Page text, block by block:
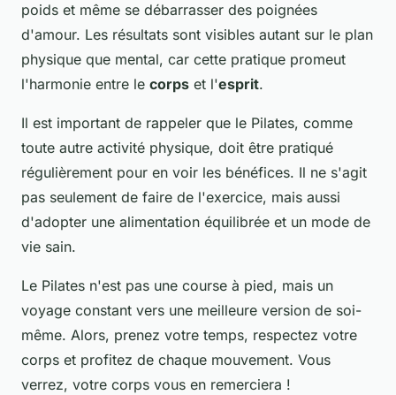
poids et même se débarrasser des poignées
d'amour. Les résultats sont visibles autant sur le plan
physique que mental, car cette pratique promeut
l'harmonie entre le corps et l'esprit.
Il est important de rappeler que le Pilates, comme
toute autre activité physique, doit être pratiqué
régulièrement pour en voir les bénéfices. Il ne s'agit
pas seulement de faire de l'exercice, mais aussi
d'adopter une alimentation équilibrée et un mode de
vie sain.
Le Pilates n'est pas une course à pied, mais un
voyage constant vers une meilleure version de soi-
même. Alors, prenez votre temps, respectez votre
corps et profitez de chaque mouvement. Vous
verrez, votre corps vous en remerciera !